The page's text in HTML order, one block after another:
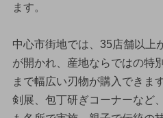
ます。
中心市街地では、35店舗以上
が開かれ、産地ならではの特
まで幅広い刃物が購入できま
剣展、包丁研ぎコーナーなど